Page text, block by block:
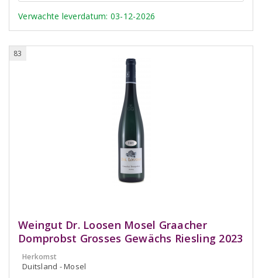
Verwachte leverdatum: 03-12-2026
83
Weingut Dr. Loosen Mosel Graacher
Domprobst Grosses Gewächs Riesling 2023
Herkomst
Duitsland - Mosel